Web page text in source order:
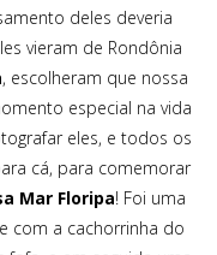
deles deveria
vieram de Rondônia
, escolheram que nossa
especial na vida
eles, e todos os
cá, para comemorar
Mar Floripa! Foi uma
com a cachorrinha do